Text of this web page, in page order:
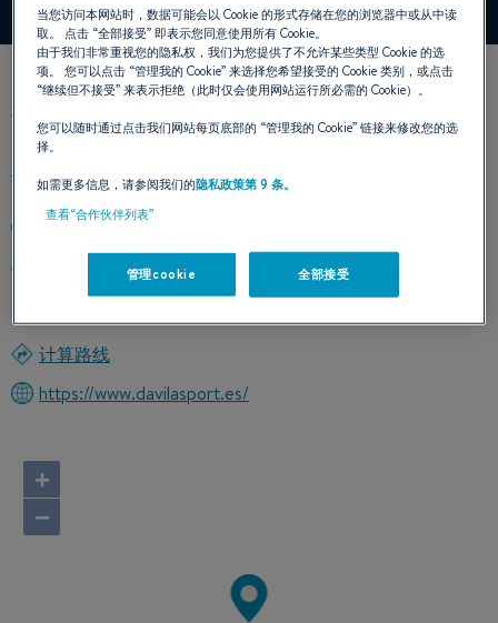
我们的联络方式
MUELLE REPARACIONES DE BOUZAS S/N
36208 VIGO (PONTEVEDRA)
计算路线
https://www.davilasport.es/
+
−
当您访问本网站时，数据可能会以 Cookie 的形式存储在您的浏览器中或从中读
取。 点击 “全部接受”即表示您同意使用所有 Cookie。
由于我们非常重视您的隐私权，我们为您提供了不允许某些类型 Cookie 的选
项。 您可以点击 “管理我的 Cookie”来选择您希望接受的 Cookie 类别，或点击
“继续但不接受”来表示拒绝（此时仅会使用网站运行所必需的 Cookie）。
您可以随时通过点击我们网站每页底部的 “管理我的 Cookie”链接来修改您的选
择。
如需更多信息，请参阅我们的隐私政策第 9 条。
查看“合作伙伴列表”
管理cookie 全部接受